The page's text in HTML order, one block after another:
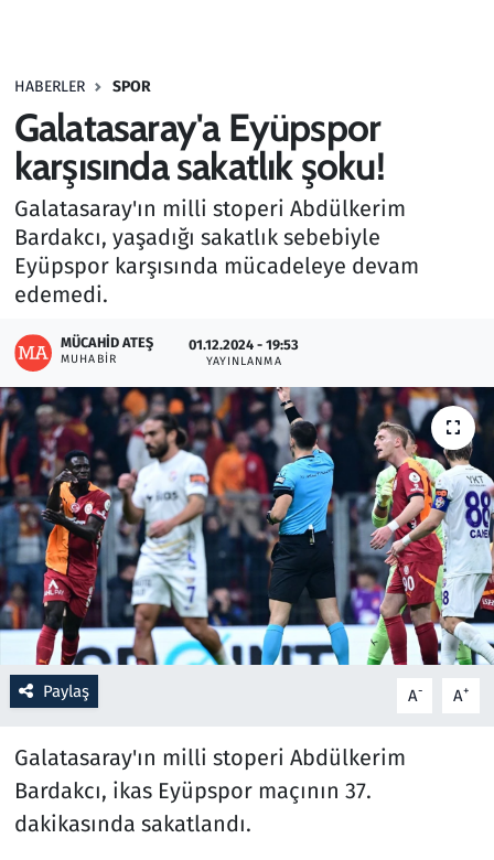
HABERLER SPOR
Galatasaray'a Eyüpspor
karşısında sakatlık şoku!
Galatasaray'ın milli stoperi Abdülkerim
Bardakcı, yaşadığı sakatlık sebebiyle
Eyüpspor karşısında mücadeleye devam
edemedi.
MÜCAHID ATEŞ
MUHABIR
01.12.2024 - 19:53
YAYINLANMA
Paylaş A- A+
Galatasaray'ın milli stoperi Abdülkerim
Bardakcı, ikas Eyüpspor maçının 37.
dakikasında sakatlandı.
Haber
Kültür Sanat
Kurumsal Haberler
Lezzet Durağı
Oyun
Ramazan
Resmi İlanlar
Rüya Tabirleri
Sağlık
Savunma Sanayi
Seçim 2023
Spor